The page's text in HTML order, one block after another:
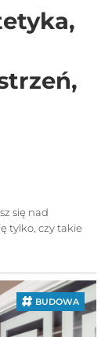
się nad
tylko, czy takie
BUDOWA